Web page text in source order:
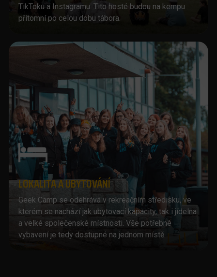
TikToku a Instagramu. Tito hosté budou na kempu
přítomní po celou dobu tábora.
LOKALITA A UBYTOVÁNÍ
Geek Camp se odehrává v rekreačním středisku, ve
kterém se nachází jak ubytovací kapacity, tak i jídelna
a velké společenské místnosti. Vše potřebné
vybavení je tedy dostupné na jednom místě.